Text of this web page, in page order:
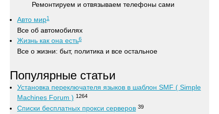
Ремонтируем и отвязываем телефоны сами
Авто мир1
Все об автомобилях
Жизнь как она есть6
Все о жизни: быт, политика и все остальное
Популярные статьи
Установка переключателя языков в шаблон SMF ( Simple
Machines Forum ) 1264
Списки бесплатных прокси серверов 39